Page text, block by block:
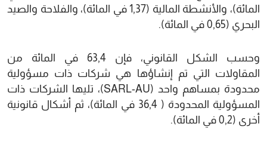
المائة)، والأنشطة المالية (1,37 في المائة)، والفلاحة والصيد
البحري (0,65 في المائة).
وحسب الشكل القانوني، فإن 63,4 في المائة من
المقاولات التي تم إنشاؤها هي شركات ذات مسؤولية
محدودة بمساهم واحد (SARL-AU)، تليها الشركات ذات
المسؤولية المحدودة ( 36,4 في المائة)، ثم أشكال قانونية
أخرى (0,2 في المائة).